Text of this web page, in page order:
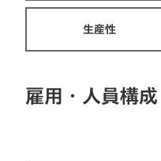
生産性
雇用・人員構成